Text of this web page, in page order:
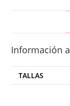
Información
TALLAS